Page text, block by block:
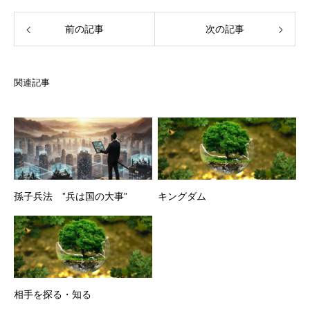
前の記事 次の記事
関連記事
孫子兵法 ”兵は国の大事” キングダム
相手を探る・知る